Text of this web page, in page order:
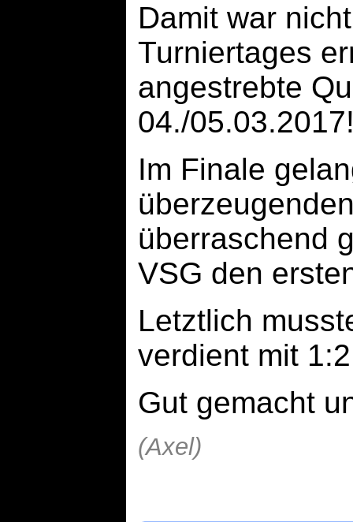
Damit war
Turniertages
angestrebte
04./
Im Finale
überraschend
VSG den
Letztlich
verdient mit
Gut gemacht
(Axel)